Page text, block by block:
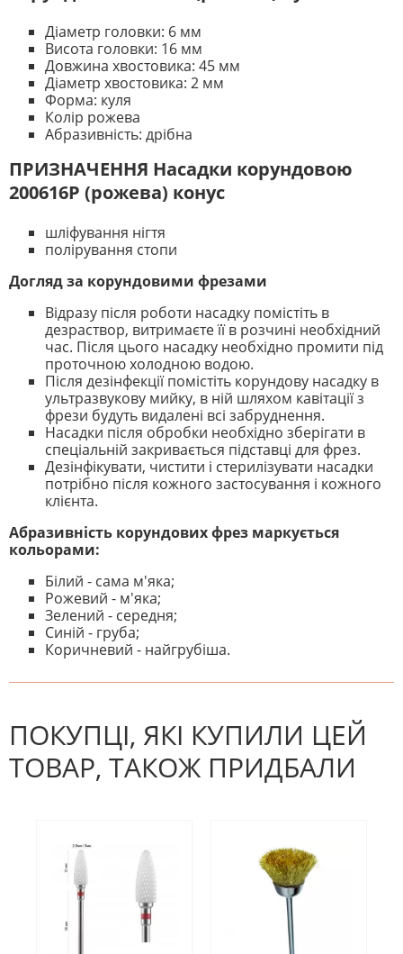
Діаметр головки: 6 мм
Висота головки: 16 мм
Довжина хвостовика: 45 мм
Діаметр хвостовика: 2 мм
Форма: куля
Колір рожева
Абразивність: дрібна
ПРИЗНАЧЕННЯ Насадки корундовою
200616Р (рожева) конус
шліфування нігтя
полірування стопи
Догляд за корундовими фрезами
Відразу після роботи насадку помістіть в
дезраствор, витримаєте її в розчині необхідний
час. Після цього насадку необхідно промити під
проточною холодною водою.
Після дезінфекції помістіть корундову насадку в
ультразвукову мийку, в ній шляхом кавітації з
фрези будуть видалені всі забруднення.
Насадки після обробки необхідно зберігати в
спеціальній закривається підставці для фрез.
Дезінфікувати, чистити і стерилізувати насадки
потрібно після кожного застосування і кожного
клієнта.
Абразивність корундових фрез маркується
кольорами:
Білий - сама м'яка;
Рожевий - м'яка;
Зелений - середня;
Синій - груба;
Коричневий - найгрубіша.
На даний час немає відгуків. Ви
ПОКУПЦІ, ЯКІ КУПИЛИ ЦЕЙ
ТОВАР, ТАКОЖ ПРИДБАЛИ